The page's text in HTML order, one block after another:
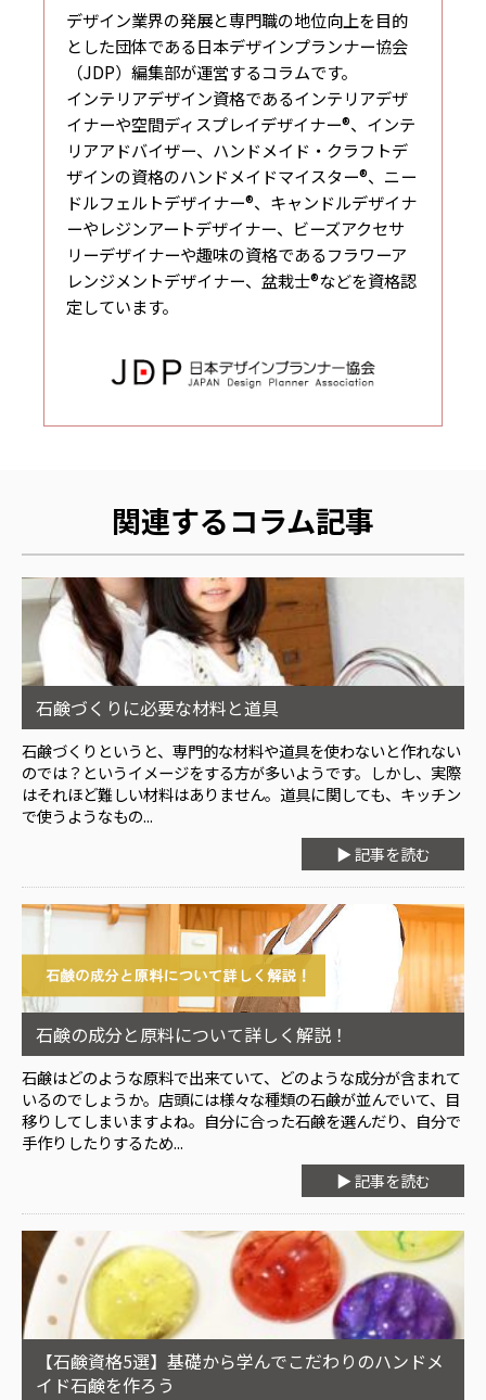
デザイン業界の発展と専門職の地位向上を目的
とした団体である日本デザインプランナー協会
（JDP）編集部が運営するコラムです。
インテリアデザイン資格であるインテリアデザ
イナーや空間ディスプレイデザイナー®、インテ
リアアドバイザー、ハンドメイド・クラフトデ
ザインの資格のハンドメイドマイスター®、ニー
ドルフェルトデザイナー®、キャンドルデザイナ
ーやレジンアートデザイナー、ビーズアクセサ
リーデザイナーや趣味の資格であるフラワーア
レンジメントデザイナー、盆栽士®などを資格認
定しています。
関連するコラム記事
石鹸づくりに必要な材料と道具
石鹸づくりというと、専門的な材料や道具を使わないと作れない
のでは？というイメージをする方が多いようです。しかし、実際
はそれほど難しい材料はありません。道具に関しても、キッチン
で使うようなもの...
▶ 記事を読む
石鹸の成分と原料について詳しく解説！
石鹸はどのような原料で出来ていて、どのような成分が含まれて
いるのでしょうか。店頭には様々な種類の石鹸が並んでいて、目
移りしてしまいますよね。自分に合った石鹸を選んだり、自分で
手作りしたりするため...
▶ 記事を読む
【石鹸資格5選】基礎から学んでこだわりのハンドメ
イド石鹸を作ろう